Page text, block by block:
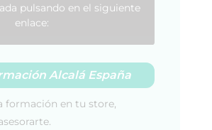
pulsando en el siguiente
enlace:
Alcalá España
formación en tu store,